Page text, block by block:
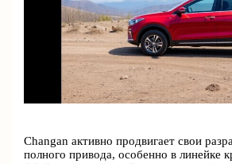
Changan активно продвигает свои
полного привода, особенно в линейке